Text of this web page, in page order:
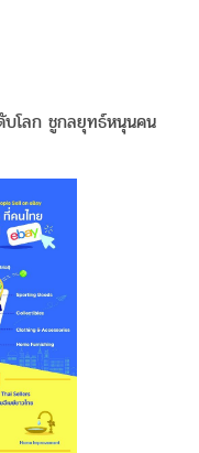
บโลก ชูกลยุทธ์หนุนคน